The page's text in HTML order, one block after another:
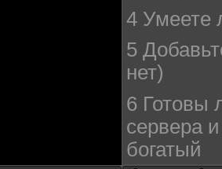
4 Умеете
5
нет)
6 Готовы
сервера
богатый